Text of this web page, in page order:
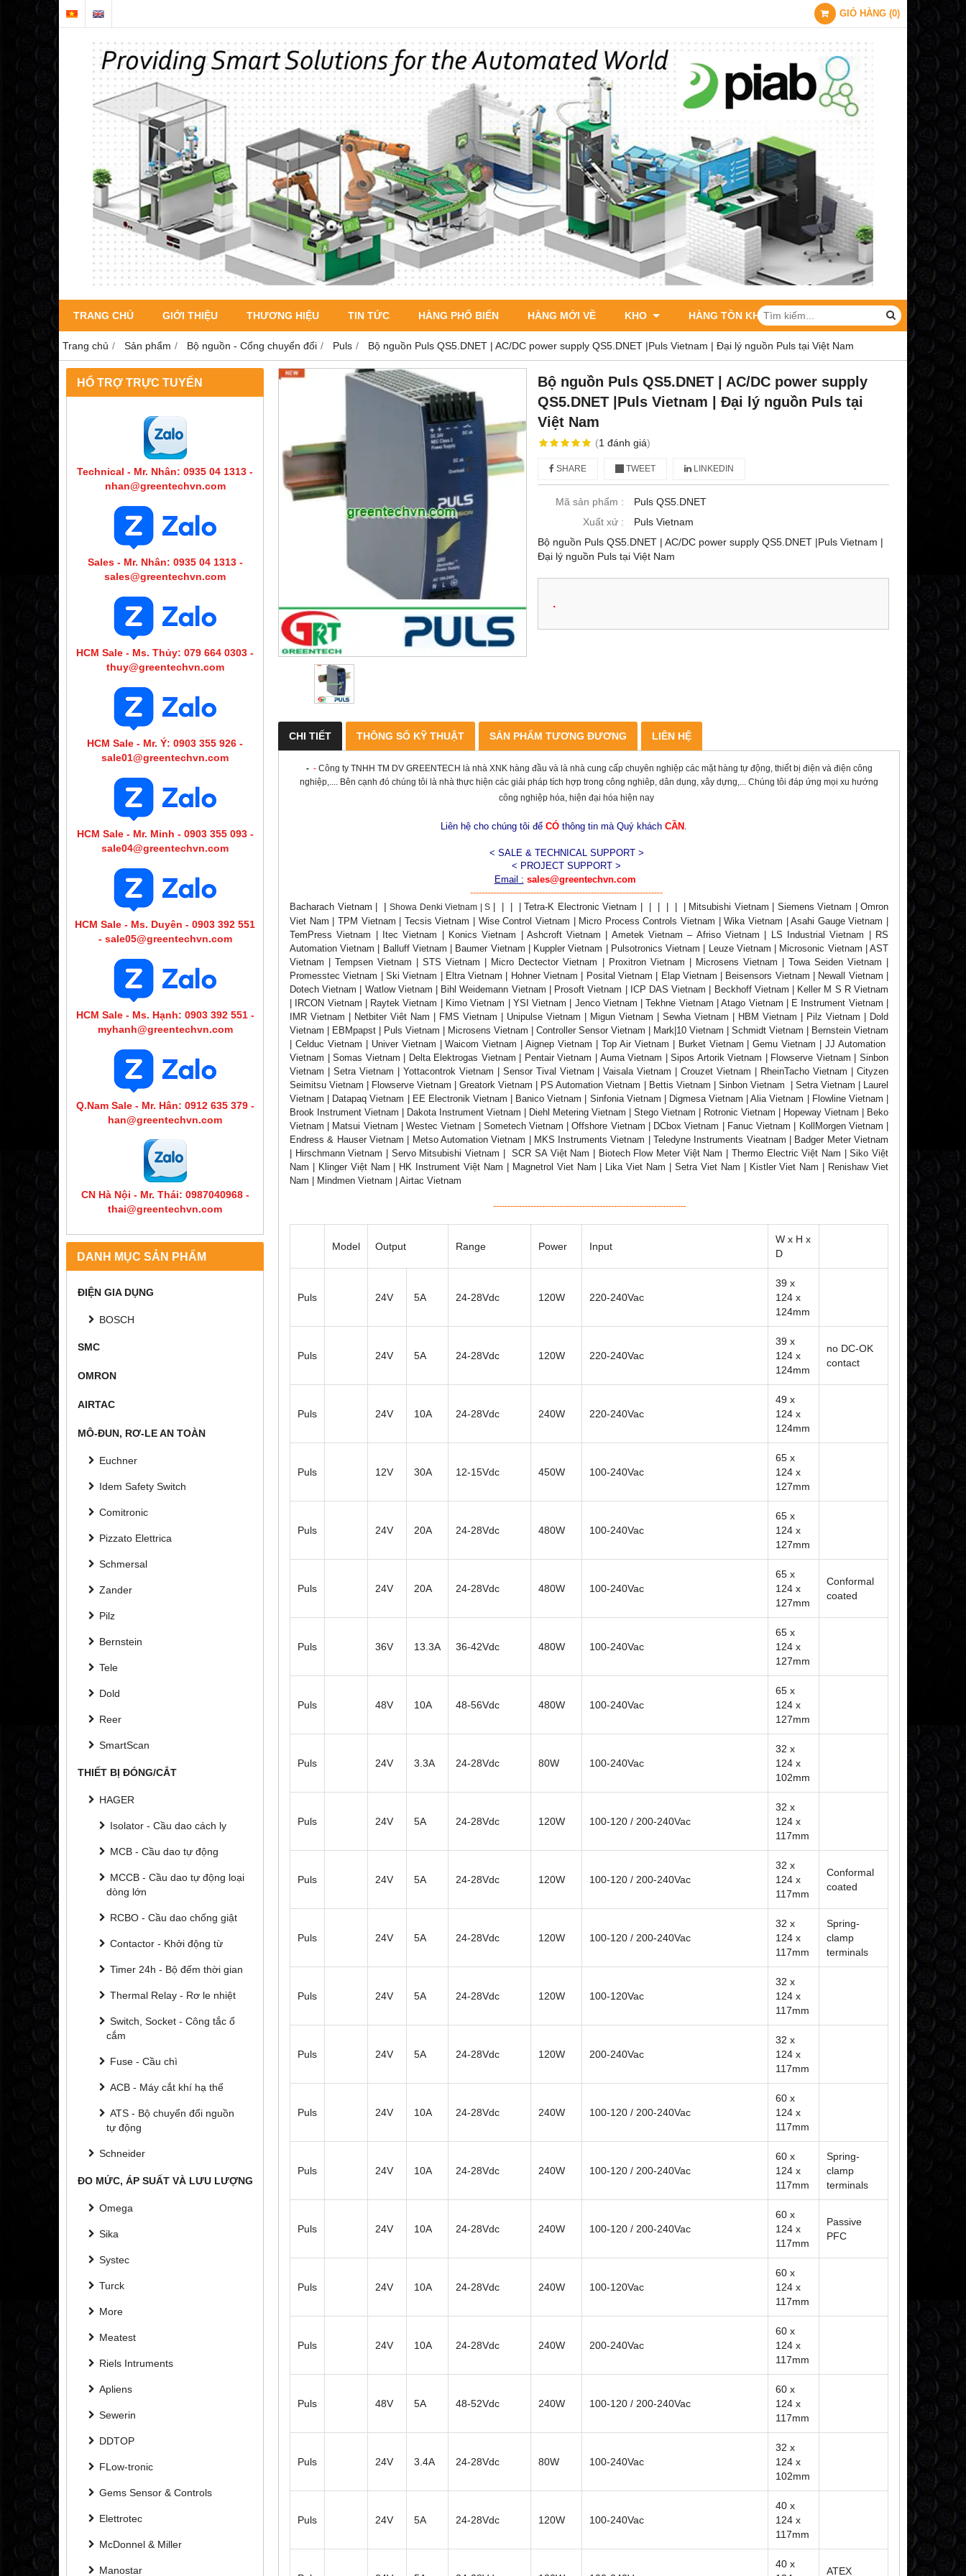
GIỎ HÀNG (0)
TRANG CHỦ GIỚI THIỆU THƯƠNG HIỆU TIN TỨC HÀNG PHỔ BIẾN HÀNG MỚI VỀ KHO HÀNG TỒN KHO
Trang chủ Sản phẩm Bộ nguồn - Cổng chuyển đổi Puls Bộ nguồn Puls QS5.DNET | AC/DC power supply QS5.DNET |Puls Vietnam | Đại lý nguồn Puls tại Việt Nam
HỔ TRỢ TRỰC TUYẾN
Technical - Mr. Nhân: 0935 04 1313 -
nhan@greentechvn.com
Sales - Mr. Nhân: 0935 04 1313 -
sales@greentechvn.com
HCM Sale - Ms. Thủy: 079 664 0303 -
thuy@greentechvn.com
HCM Sale - Mr. Ý: 0903 355 926 -
sale01@greentechvn.com
HCM Sale - Mr. Minh - 0903 355 093 -
sale04@greentechvn.com
HCM Sale - Ms. Duyên - 0903 392 551
- sale05@greentechvn.com
HCM Sale - Ms. Hạnh: 0903 392 551 -
myhanh@greentechvn.com
Q.Nam Sale - Mr. Hân: 0912 635 379 -
han@greentechvn.com
CN Hà Nội - Mr. Thái: 0987040968 -
thai@greentechvn.com
DANH MỤC SẢN PHẨM
ĐIỆN GIA DỤNG
BOSCH
SMC
OMRON
AIRTAC
MÔ-ĐUN, RƠ-LE AN TOÀN
Euchner
Idem Safety Switch
Comitronic
Pizzato Elettrica
Schmersal
Zander
Pilz
Bernstein
Tele
Dold
Reer
SmartScan
THIẾT BỊ ĐÓNG/CẮT
HAGER
Isolator - Cầu dao cách ly
MCB - Cầu dao tự động
MCCB - Cầu dao tự động loại
dòng lớn
RCBO - Cầu dao chống giật
Contactor - Khởi động từ
Timer 24h - Bộ đếm thời gian
Thermal Relay - Rơ le nhiệt
Switch, Socket - Công tắc ổ
cắm
Fuse - Cầu chì
ACB - Máy cắt khí hạ thế
ATS - Bộ chuyển đổi nguồn
tự động
Schneider
ĐO MỨC, ÁP SUẤT VÀ LƯU LƯỢNG
Omega
Sika
Systec
Turck
More
Meatest
Riels Intruments
Apliens
Sewerin
DDTOP
FLow-tronic
Gems Sensor & Controls
Elettrotec
McDonnel & Miller
Manostar
Bộ nguồn Puls QS5.DNET | AC/DC power supply
QS5.DNET |Puls Vietnam | Đại lý nguồn Puls tại
Việt Nam
(1 đánh giá)
SHARE TWEET LINKEDIN
Mã sản phẩm :
Puls QS5.DNET
Xuất xứ :
Puls Vietnam
Bộ nguồn Puls QS5.DNET | AC/DC power supply QS5.DNET |Puls Vietnam |
Đại lý nguồn Puls tại Việt Nam
CHI TIẾT THÔNG SỐ KỸ THUẬT SẢN PHẨM TƯƠNG ĐƯƠNG LIÊN HỆ
- - Công ty TNHH TM DV GREENTECH là nhà XNK hàng đầu và là nhà cung cấp chuyên nghiệp các mặt hàng tự động, thiết bị điện và điện công
nghiệp,.... Bên cạnh đó chúng tôi là nhà thực hiện các giải pháp tích hợp trong công nghiêp, dân dụng, xây dựng,... Chúng tôi đáp ứng mọi xu hướng
công nghiệp hóa, hiện đại hóa hiện nay
Liên hệ cho chúng tôi để CÓthông tin mà Quý khách CẦN .
< SALE & TECHNICAL SUPPORT >
< PROJECT SUPPORT >
Email : sales@greentechvn.com
-------------------------------------------------------------------
Bacharach Vietnam | |Showa Denki Vietnam | S | Tetra-K Electronic Vietnam |
| Mitsubishi Vietnam | Siemens Vietnam | Omron
Viet Nam | TPM Vietnam | Tecsis Vietnam | Wise Control Vietnam | Micro Process Controls Vietnam | Wika Vietnam | Asahi Gauge Vietnam |
TemPress Vietnam | Itec Vietnam | Konics Vietnam | Ashcroft Vietnam | Ametek Vietnam – Afriso Vietnam | LS Industrial Vietnam | RS
Automation Vietnam | Balluff Vietnam | Baumer Vietnam | Kuppler Vietnam | Pulsotronics Vietnam | Leuze Vietnam | Microsonic Vietnam | AST
Vietnam | Tempsen Vietnam | STS Vietnam | Micro Dectector Vietnam | Proxitron Vietnam | Microsens Vietnam | Towa Seiden Vietnam |
Promesstec Vietnam | Ski Vietnam | Eltra Vietnam | Hohner Vietnam | Posital Vietnam | Elap Vietnam | Beisensors Vietnam | Newall Vietnam |
Dotech Vietnam | Watlow Vietnam | Bihl Weidemann Vietnam | Prosoft Vietnam | ICP DAS Vietnam | Beckhoff Vietnam | Keller M S R Vietnam
| IRCON Vietnam | Raytek Vietnam | Kimo Vietnam | YSI Vietnam | Jenco Vietnam | Tekhne Vietnam | Atago Vietnam | E Instrument Vietnam |
IMR Vietnam | Netbiter Viêt Nam | FMS Vietnam | Unipulse Vietnam | Migun Vietnam | Sewha Vietnam | HBM Vietnam | Pilz Vietnam | Dold
Vietnam | EBMpapst | Puls Vietnam | Microsens Vietnam | Controller Sensor Vietnam | Mark|10 Vietnam | Schmidt Vietnam | Bernstein Vietnam
| Celduc Vietnam | Univer Vietnam | Waicom Vietnam | Aignep Vietnam | Top Air Vietnam | Burket Vietnam | Gemu Vietnam | JJ Automation
Vietnam | Somas Vietnam | Delta Elektrogas Vietnam | Pentair Vietnam | Auma Vietnam | Sipos Artorik Vietnam | Flowserve Vietnam | Sinbon
Vietnam | Setra Vietnam | Yottacontrok Vietnam | Sensor Tival Vietnam | Vaisala Vietnam | Crouzet Vietnam | RheinTacho Vietnam | Cityzen
Seimitsu Vietnam | Flowserve Vietnam | Greatork Vietnam | PS Automation Vietnam | Bettis Vietnam | Sinbon Vietnam | Setra Vietnam | Laurel
Vietnam | Datapaq Vietnam | EE Electronik Vietnam | Banico Vietnam | Sinfonia Vietnam | Digmesa Vietnam | Alia Vietnam | Flowline Vietnam |
Brook Instrument Vietnam | Dakota Instrument Vietnam | Diehl Metering Vietnam | Stego Vietnam | Rotronic Vietnam | Hopeway Vietnam | Beko
Vietnam | Matsui Vietnam | Westec Vietnam | Sometech Vietnam | Offshore Vietnam | DCbox Vietnam | Fanuc Vietnam | KollMorgen Vietnam |
Endress & Hauser Vietnam | Metso Automation Vietnam | MKS Instruments Vietnam | Teledyne Instruments Vieatnam | Badger Meter Vietnam
| Hirschmann Vietnam | Servo Mitsubishi Vietnam | SCR SA Việt Nam | Biotech Flow Meter Việt Nam | Thermo Electric Việt Nam | Siko Việt
Nam | Klinger Việt Nam | HK Instrument Việt Nam | Magnetrol Viet Nam | Lika Viet Nam | Setra Viet Nam | Kistler Viet Nam | Renishaw Viet
Nam | Mindmen Vietnam | Airtac Vietnam
-------------------------------------------------------------------
Model Output Range Power Input
W x H x
D
Puls 24V 5A 24-28Vdc 120W 220-240Vac
39 x
124 x
124mm
Puls 24V 5A 24-28Vdc 120W 220-240Vac
39 x
124 x
124mm
no DC-OK
contact
Puls 24V 10A 24-28Vdc 240W 220-240Vac
49 x
124 x
124mm
Puls 12V 30A 12-15Vdc 450W 100-240Vac
65 x
124 x
127mm
Puls 24V 20A 24-28Vdc 480W 100-240Vac
65 x
124 x
127mm
Puls 24V 20A 24-28Vdc 480W 100-240Vac
65 x
124 x
127mm
Conformal
coated
Puls 36V 13.3A 36-42Vdc 480W 100-240Vac
65 x
124 x
127mm
Puls 48V 10A 48-56Vdc 480W 100-240Vac
65 x
124 x
127mm
Puls 24V 3.3A 24-28Vdc 80W 100-240Vac
32 x
124 x
102mm
Puls 24V 5A 24-28Vdc 120W 100-120 / 200-240Vac
32 x
124 x
117mm
Puls 24V 5A 24-28Vdc 120W 100-120 / 200-240Vac
32 x
124 x
117mm
Conformal
coated
Puls 24V 5A 24-28Vdc 120W 100-120 / 200-240Vac
32 x
124 x
117mm
Spring-
clamp
terminals
Puls 24V 5A 24-28Vdc 120W 100-120Vac
32 x
124 x
117mm
Puls 24V 5A 24-28Vdc 120W 200-240Vac
32 x
124 x
117mm
Puls 24V 10A 24-28Vdc 240W 100-120 / 200-240Vac
60 x
124 x
117mm
Puls 24V 10A 24-28Vdc 240W 100-120 / 200-240Vac
60 x
124 x
117mm
Spring-
clamp
terminals
Puls 24V 10A 24-28Vdc 240W 100-120 / 200-240Vac
60 x
124 x
117mm
Passive
PFC
Puls 24V 10A 24-28Vdc 240W 100-120Vac
60 x
124 x
117mm
Puls 24V 10A 24-28Vdc 240W 200-240Vac
60 x
124 x
117mm
Puls 48V 5A 48-52Vdc 240W 100-120 / 200-240Vac
60 x
124 x
117mm
Puls 24V 3.4A 24-28Vdc 80W 100-240Vac
32 x
124 x
102mm
Puls 24V 5A 24-28Vdc 120W 100-240Vac
40 x
124 x
117mm
40 x
ATEX